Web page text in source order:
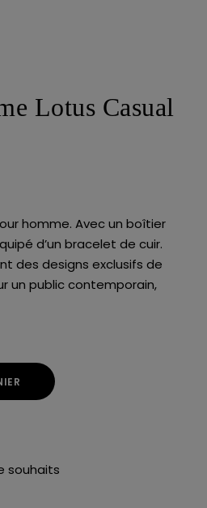
Lotus Casual
homme. Avec un boîtier
d’un bracelet de cuir.
des designs exclusifs de
un public contemporain,
souhaits